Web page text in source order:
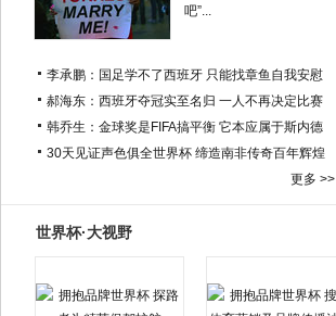
吧”...
李承鹏：国足学不了西班牙 只能找章鱼自我安慰
郝海东：西班牙夺冠实至名归 一人不再决定比赛
韩乔生：金球奖是FIFA搞平衡 它本应属于斯内德
30天见证声色俱全世界杯 缔造南非传奇百年辉煌
更多 >>
世界杯·大视野